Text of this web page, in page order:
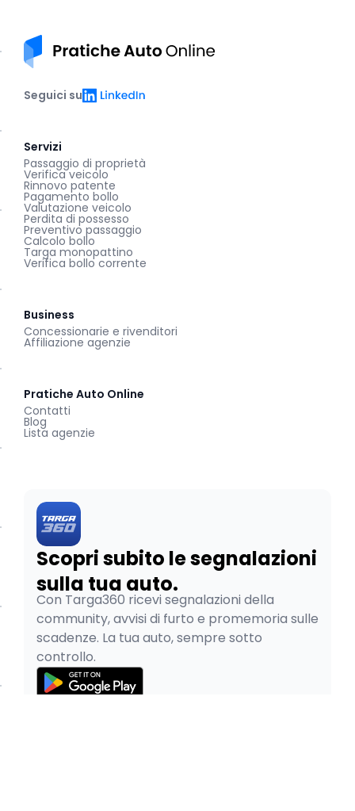
LinkedIn
Seguici su
Servizi
Passaggio di proprietà
Verifica veicolo
Rinnovo patente
Pagamento bollo
Valutazione veicolo
Perdita di possesso
Preventivo passaggio
Calcolo bollo
Targa monopattino
Verifica bollo corrente
Business
Concessionarie e rivenditori
Affiliazione agenzie
Pratiche Auto Online
Contatti
Blog
Lista agenzie
Scopri subito le segnalazioni
sulla tua auto.
Con Targa360 ricevi segnalazioni della
community, avvisi di furto e promemoria sulle
scadenze. La tua auto, sempre sotto
controllo.